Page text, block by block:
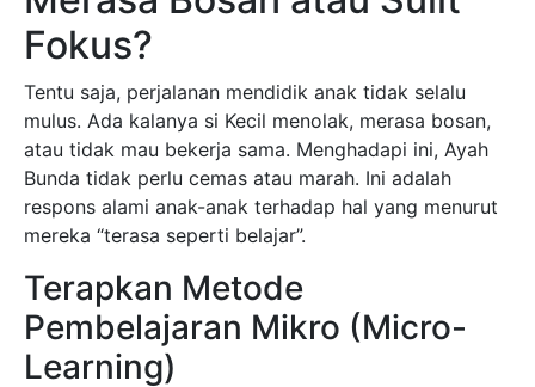
Terapkan Metode
Pembelajaran Mikro (Micro-
Learning)
Latar Belakang:Rentang perhatian (attention
span) anak usia dini sangatlah pendek.
Memaksa mereka duduk belajar selama 1 jam
menumbuhkan rasa benci terhadap bahasa
Inggris.
Solusi Praktis: Terapkan Micro-Learning. Pecah
pembelajaran menjadi sesi-sesi sangat kecil,